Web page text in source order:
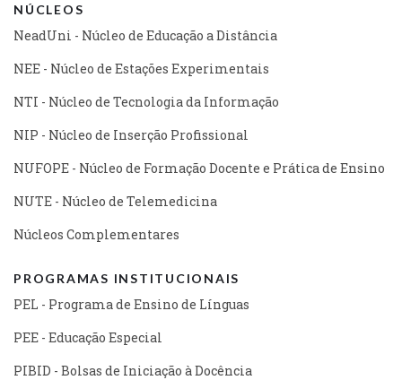
NÚCLEOS
NeadUni - Núcleo de Educação a Distância
NEE - Núcleo de Estações Experimentais
NTI - Núcleo de Tecnologia da Informação
NIP - Núcleo de Inserção Profissional
NUFOPE - Núcleo de Formação Docente e Prática de Ensino
NUTE - Núcleo de Telemedicina
Núcleos Complementares
PROGRAMAS INSTITUCIONAIS
PEL - Programa de Ensino de Línguas
PEE - Educação Especial
PIBID - Bolsas de Iniciação à Docência